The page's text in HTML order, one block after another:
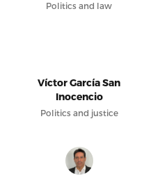
Politics and law
Víctor García San
Inocencio
Politics and justice